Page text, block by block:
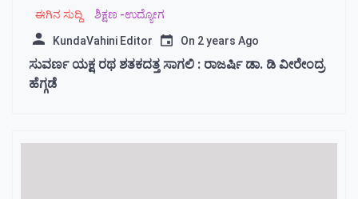
ಈಗಿನ ಸುದ್ದಿ ಶಿಕ್ಷಣ -ಉದ್ಯೋಗ
KundaVahini Editor On 2 years Ago
ಸುವರ್ಣ ಯಕ್ಷ ರಥ ಶತಕದತ್ತ ಸಾಗಲಿ : ರಾಜರ್ಷಿ ಡಾ. ಡಿ ವೀರೇಂದ್ರ
ಹೆಗ್ಗಡೆ